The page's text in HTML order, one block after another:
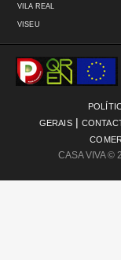
VILA REAL
VISEU
GERAIS |
CASA VIVA©